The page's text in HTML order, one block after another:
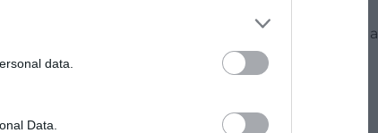
data.
Data.
egymással a filmeket, a végső körre pedig a
mellett döntött.